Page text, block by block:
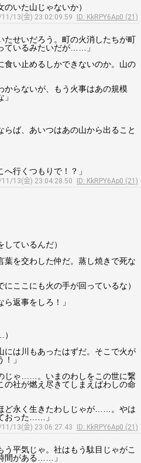
いた山じゃないか）
13(金) 23:02:09.59
ID: KkRPY6Ap0 (21)
たせいだろう。町の火消したちが町
ているみたいだが……」
食い止めるしかできないのか。山の
らないが、もう火事はあの規模
ば、あいつはあの山から出ること
行くつもりで！？」
13(金) 23:04:28.50
ID: KkRPY6Ap0 (21)
ているんだ）
葉を交わした仲だ。蒸し焼きで死な
ここにも火の手が回っているな）
返事をしろ！」
には川もあったはずだ。そこで火が
」
じゃ……。いまのわしをこの世に繋
の社が燃え尽きてしまえばわしの命
ど永く生きたわしじゃが……。やは
おった……」
13(金) 23:06:27.43
ID: KkRPY6Ap0 (21)
平気じゃ。社はもう駄目じゃがこ
間がある……」